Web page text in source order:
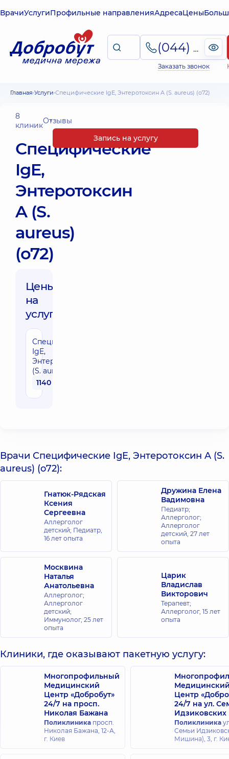
ВрачиУслугиПрофильные направленияАдресаЦены
(044) 495-2-888
Заказать звонок
Главная Услуги Специфические IgE, Энтеротоксин A (S. aureus) (o72)
8
клиникОтзывы
Специфические
IgE,
Энтеротоксин
A (S.
aureus)
(o72)
Цены
на
услуги:
Специфические
IgE,
Энтеротоксин A
(S. aureus) (o72)
1140 грн
Запись на услугу
Врачи Специфические IgE, Энтеротоксин A (S.
aureus) (o72):
Гнатюк-Рядская
Ксения
Сергеевна
Аллерголог
детский; Педиатр,
16 лет опыта
Дружина Елена
Вадимовна
Педиатр;
Аллерголог;
Аллерголог
детский, 27 лет
опыта
Москвина
Наталья
Анатольевна
Аллерголог;
Аллерголог
детский;
Иммунолог, 25 лет
опыта
Царик
Владислав
Викторович
Терапевт;
Аллерголог, 15 лет
опыта
Клиники, где оказывают пакетную услугу:
Многопрофильный
Медицинский
Центр «Добробут»
24/7 на просп.
Николая Бажана
Поликлиника просп.
Николая Бажана, 12-А,
г. Киев
Центр
24/7 на ул.
Идзиковских
Поликлиника
Семьи
Мишина), 3, г.